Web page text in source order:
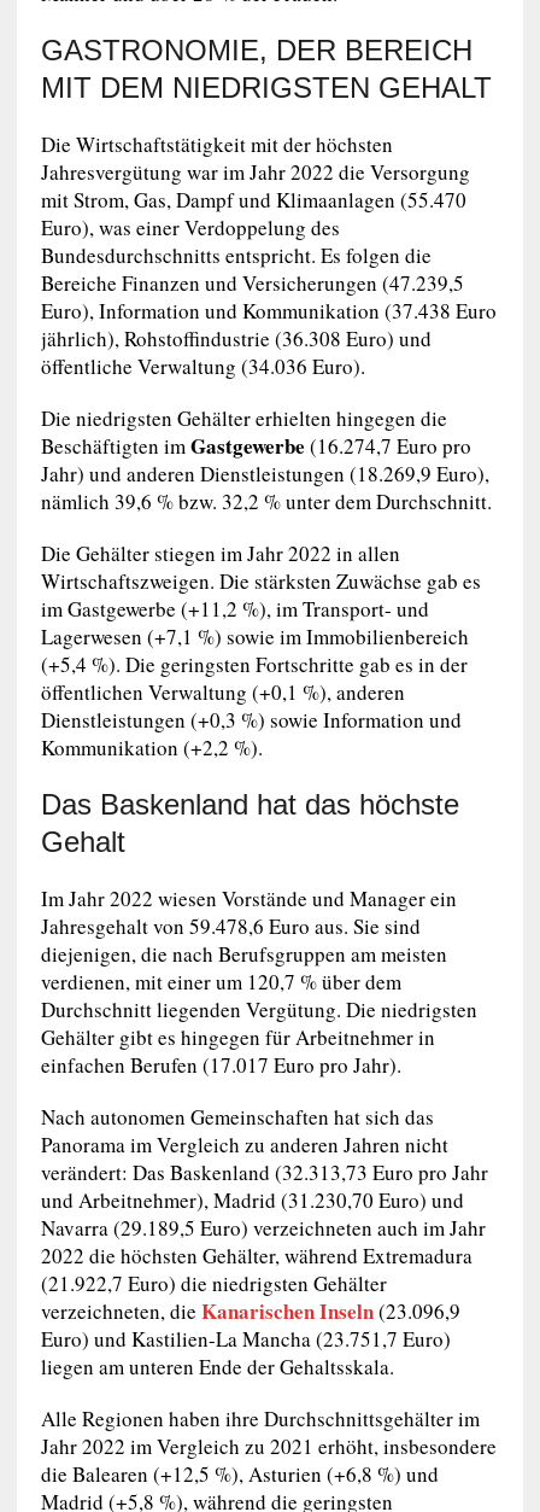
GASTRONOMIE, DER BEREICH
MIT DEM NIEDRIGSTEN GEHALT
Die Wirtschaftstätigkeit mit der höchsten
Jahresvergütung war im Jahr 2022 die Versorgung
mit Strom, Gas, Dampf und Klimaanlagen (55.470
Euro), was einer Verdoppelung des
Bundesdurchschnitts entspricht. Es folgen die
Bereiche Finanzen und Versicherungen (47.239,5
Euro), Information und Kommunikation (37.438 Euro
jährlich), Rohstoffindustrie (36.308 Euro) und
öffentliche Verwaltung (34.036 Euro).
Die niedrigsten Gehälter erhielten hingegen die
Beschäftigten imGastgewerbe (16.274,7 Euro pro
Jahr) und anderen Dienstleistungen (18.269,9 Euro),
nämlich 39,6 % bzw. 32,2 % unter dem Durchschnitt.
Die Gehälter stiegen im Jahr 2022 in allen
Wirtschaftszweigen. Die stärksten Zuwächse gab es
im Gastgewerbe (+11,2 %), im Transport- und
Lagerwesen (+7,1 %) sowie im Immobilienbereich
(+5,4 %). Die geringsten Fortschritte gab es in der
öffentlichen Verwaltung (+0,1 %), anderen
Dienstleistungen (+0,3 %) sowie Information und
Kommunikation (+2,2 %).
Das Baskenland hat das höchste
Gehalt
Im Jahr 2022 wiesen Vorstände und Manager ein
Jahresgehalt von 59.478,6 Euro aus. Sie sind
diejenigen, die nach Berufsgruppen am meisten
verdienen, mit einer um 120,7 % über dem
Durchschnitt liegenden Vergütung. Die niedrigsten
Gehälter gibt es hingegen für Arbeitnehmer in
einfachen Berufen (17.017 Euro pro Jahr).
Nach autonomen Gemeinschaften hat sich das
Panorama im Vergleich zu anderen Jahren nicht
verändert: Das Baskenland (32.313,73 Euro pro Jahr
und Arbeitnehmer), Madrid (31.230,70 Euro) und
Navarra (29.189,5 Euro) verzeichneten auch im Jahr
2022 die höchsten Gehälter, während Extremadura
(21.922,7 Euro) die niedrigsten Gehälter
verzeichneten, die Kanarischen Inseln(23.096,9
Euro) und Kastilien-La Mancha (23.751,7 Euro)
liegen am unteren Ende der Gehaltsskala.
Alle Regionen haben ihre Durchschnittsgehälter im
Jahr 2022 im Vergleich zu 2021 erhöht, insbesondere
die Balearen (+12,5 %), Asturien (+6,8 %) und
Madrid (+5,8 %), während die geringsten